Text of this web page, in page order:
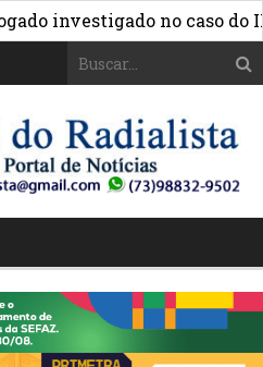
no caso do INSS